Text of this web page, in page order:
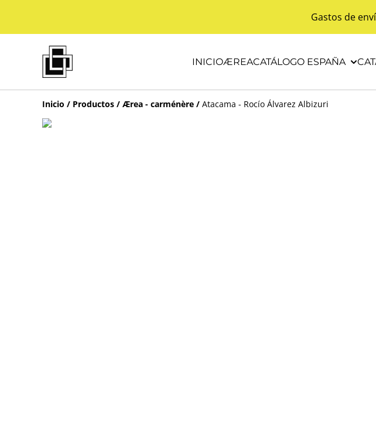
Gastos de
INICIOÆREACATÁLOGO ESPAÑA
Inicio / Productos / Ærea - carménère / Atacama - Rocío Álvarez Albizuri